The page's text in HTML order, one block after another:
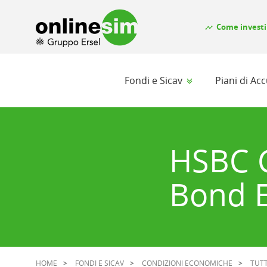
timeline Come
Fondi e Sicav Piani di
HSBC
Bond
HOME FONDI E SICAV CONDIZIONI ECONOMICHE